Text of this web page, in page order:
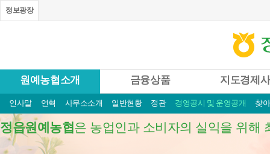
정보광장
원예농협소개
인사말 연혁 사무소소개 일반현황 정관 경영공시 및 운영공개 찾
금융상품 지도경제
정읍원예농협은 농업인과 소비자의 실익을 위해